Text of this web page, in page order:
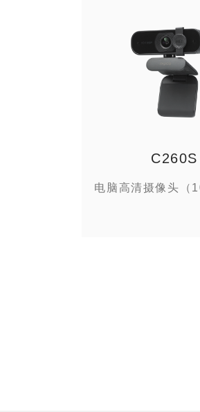
C260S
电脑高清摄像头（